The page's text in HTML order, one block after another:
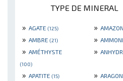
TYPE DE MINERAL
» AGATE (125) »
» AMBRE (21) »
» AMÉTHYSTE
(100)
»
» APATITE (15) »